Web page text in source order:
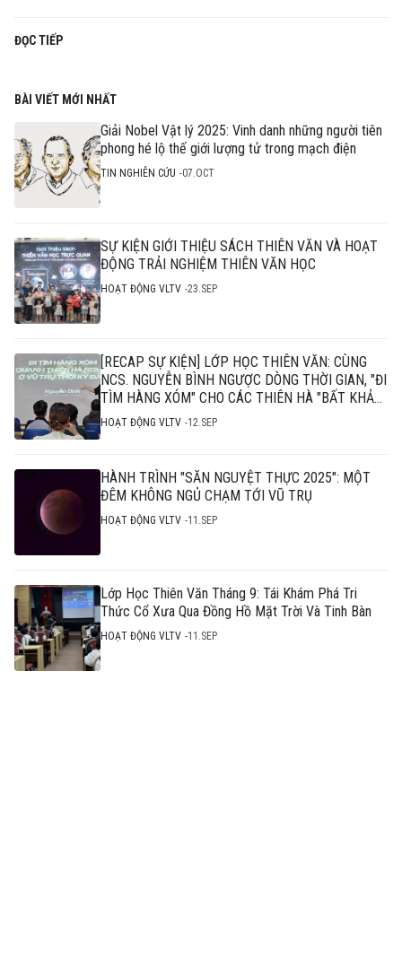
ĐỌC TIẾP
BÀI VIẾT MỚI NHẤT
Giải Nobel Vật lý 2025: Vinh danh những người tiên
phong hé lộ thế giới lượng tử trong mạch điện
TIN NGHIÊN CỨU 07.OCT
SỰ KIỆN GIỚI THIỆU SÁCH THIÊN VĂN VÀ HOẠT
ĐỘNG TRẢI NGHIỆM THIÊN VĂN HỌC
HOẠT ĐỘNG VLTV 23.SEP
[RECAP SỰ KIỆN] LỚP HỌC THIÊN VĂN: CÙNG
NCS. NGUYỄN BÌNH NGƯỢC DÒNG THỜI GIAN, "ĐI
TÌM HÀNG XÓM" CHO CÁC THIÊN HÀ "BẤT KHẢ
THI"
HOẠT ĐỘNG VLTV 12.SEP
HÀNH TRÌNH "SĂN NGUYỆT THỰC 2025": MỘT
ĐÊM KHÔNG NGỦ CHẠM TỚI VŨ TRỤ
HOẠT ĐỘNG VLTV 11.SEP
Lớp Học Thiên Văn Tháng 9: Tái Khám Phá Tri
Thức Cổ Xưa Qua Đồng Hồ Mặt Trời Và Tinh Bàn
HOẠT ĐỘNG VLTV 11.SEP